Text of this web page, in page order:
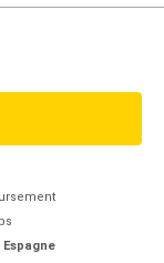
Espagne